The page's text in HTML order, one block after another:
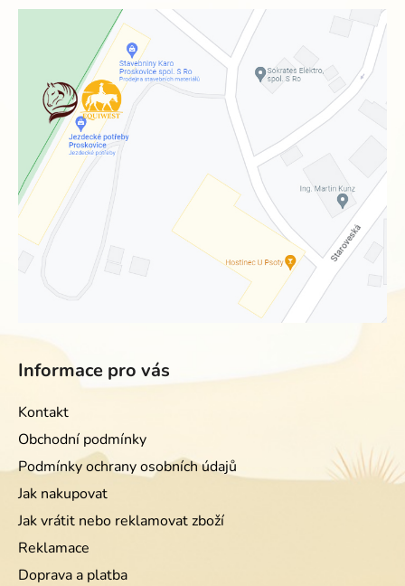
Informace pro vás
Kontakt
Obchodní podmínky
Podmínky ochrany osobních údajů
Jak nakupovat
Jak vrátit nebo reklamovat zboží
Reklamace
Doprava a platba